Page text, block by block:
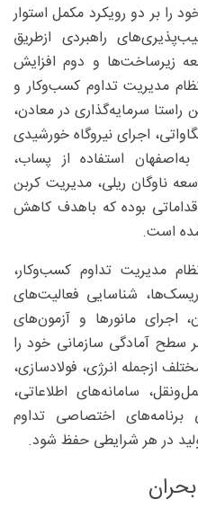
را بر دو رویکرد مکمل استوار
راهبردی ازطریق
زیرساخت‌ها و دوم افزایش
مدیریت تداوم کسب‌وکار و
سرمایه‌گذاری در معادن،
نیروگاه سیکل ترکیبی ۹۱۴مگاواتی، اجرای نیروگاه خورشیدی
به‌اصفهان استفاده از پساب،
ناوگان ریلی، مدیریت کربن
بوده که باهدف کاهش
است.
نظام مدیریت تداوم کسب‌وکار،
شناسایی فعالیت‌های
اجرای مانورها و آزمون‌های
سطح آمادگی سازمانی خود را
ازجمله انرژی، فولادسازی،
سامانه‌های اطلاعاتی،
اختصاصی تداوم
در هر شرایطی حفظ شود.